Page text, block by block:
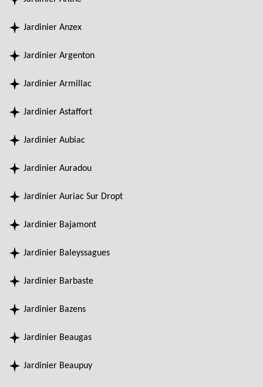
Jardinier Anzex
Jardinier Argenton
Jardinier Armillac
Jardinier Astaffort
Jardinier Aubiac
Jardinier Auradou
Jardinier Auriac Sur Dropt
Jardinier Bajamont
Jardinier Baleyssagues
Jardinier Barbaste
Jardinier Bazens
Jardinier Beaugas
Jardinier Beaupuy